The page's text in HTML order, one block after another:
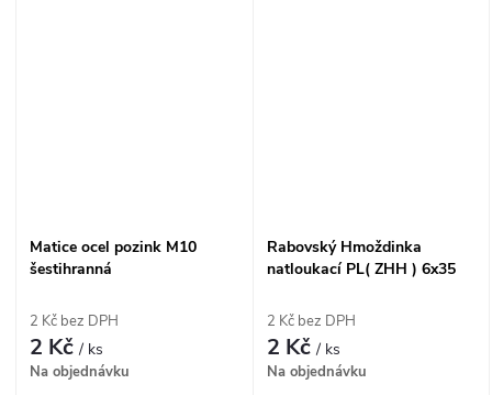
Matice ocel pozink M10
šestihranná
2 Kč bez DPH
2 Kč/ ks
Na objednávku
Rabovský Hmoždinka
natloukací PL( ZHH ) 6x35
2 Kč bez DPH
2 Kč/ ks
Na objednávku